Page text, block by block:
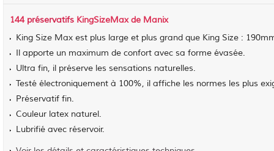
144 préservatifs KingSizeMax de Manix
King Size Max est plus large et plus grand que King Size :
Il apporte un maximum de confort avec sa forme évasée.
Ultra fin, il préserve les sensations naturelles.
Testé électroniquement à 100%, il affiche les normes les plus
Préservatif fin.
Couleur latex naturel.
Lubrifié avec réservoir.